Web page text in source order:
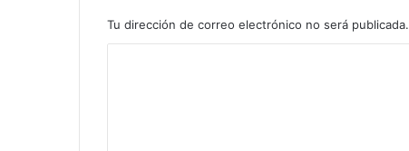
Tu dirección de correo electrónico no será publicada.